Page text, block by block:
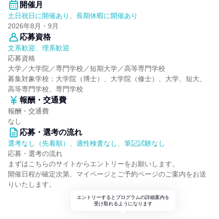
開催月
土日祝日に開催あり、長期休暇に開催あり
2026年8月・9月
応募資格
文系歓迎、理系歓迎
応募資格
大学／大学院／専門学校／短期大学／高等専門学校
募集対象学校：大学院（博士）、大学院（修士）、大学、短大、
高等専門学校、専門学校
報酬・交通費
報酬・交通費
なし
応募・選考の流れ
選考なし（先着順）、適性検査なし、筆記試験なし
応募・選考の流れ
まずはこちらのサイトからエントリーをお願いします。
開催日程が確定次第、マイページとご予約ページのご案内をお送
りいたします。
エントリーするとプログラムの詳細案内を
受け取れるようになります